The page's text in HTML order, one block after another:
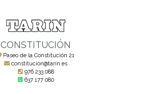
CONSTITUCIÓN
Paseo de la Constitución 21
constitucion@tarin.es
976 233 088
637 177 080